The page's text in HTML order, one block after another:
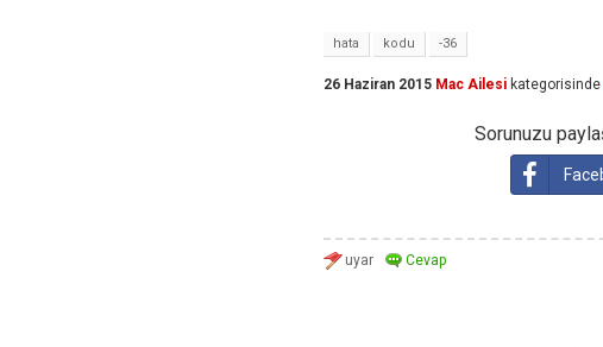
hata kodu -36
26 Haziran 2015 Mac Ailesi kategorisinde
Sorunuzu